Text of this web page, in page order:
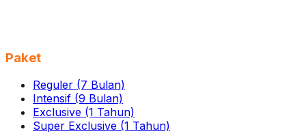
Paket
Reguler (7 Bulan)
Intensif (9 Bulan)
Exclusive (1 Tahun)
Super Exclusive (1 Tahun)